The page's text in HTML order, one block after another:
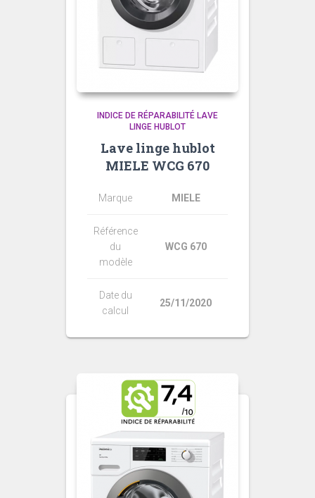
INDICE DE RÉPARABILITÉ LAVE
LINGE HUBLOT
Lave linge hublot
MIELE WCG 670
Marque MIELE
Référence
du
modèle
WCG 670
Date du
calcul
25/11/2020